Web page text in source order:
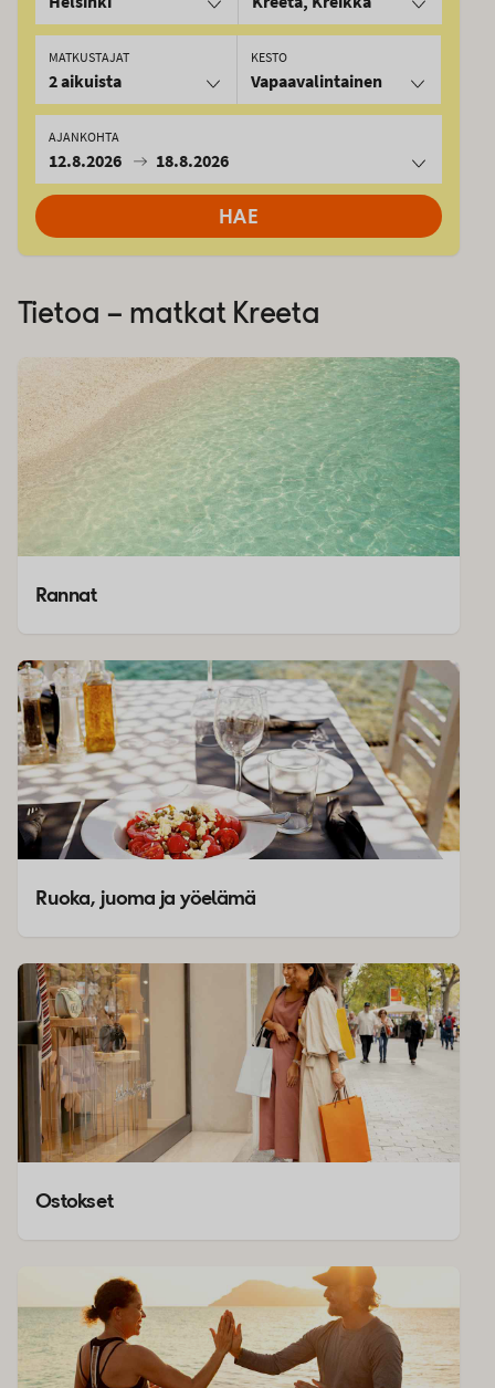
KESTO
Vapaavalintainen
AJANKOHTA
12.8.2026 18.8.2026
MATKUSTAJAT
2 aikuista
HAE
Tietoa – matkat Kreeta
Rannat
Ruoka, juoma ja yöelämä
Ostokset